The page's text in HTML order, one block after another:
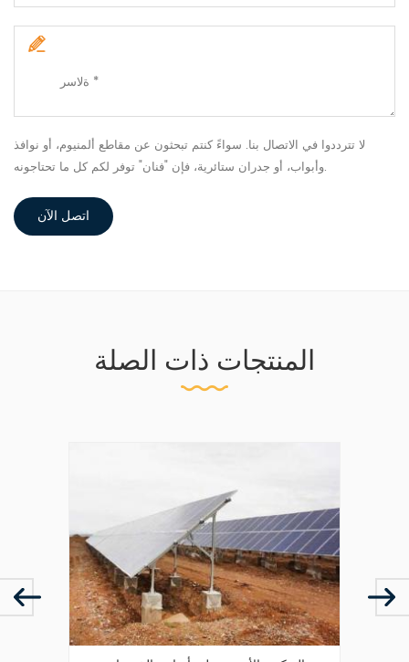
لا تترددوا في الاتصال بنا. سواءً كنتم تبحثون عن مقاطع ألمنيوم، أو نوافذ
وأبواب، أو جدران ستائرية، فإن "فنان" توفر لكم كل ما تحتاجونه.
اتصل الآن
المنتجات ذات الصلة